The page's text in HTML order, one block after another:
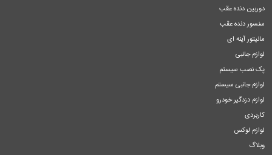
دوربین دنده عقب
سنسور دنده عقب
مانیتور آینه ای
لوازم جانبی
پک نصب سیستم
لوازم جانبی سیستم
لوازم دزدگیر خودرو
کاربردی
لوازم لوکس
وبلاگ